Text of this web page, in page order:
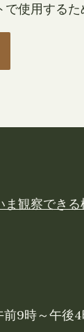
で使用する
ま観察できる
前9時～午後